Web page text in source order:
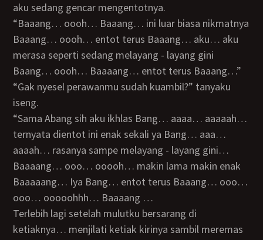
aku sedang gencar mengentotnya.
“Baaang… oooh… Baaang… ini luar biasa nikmatnya
Baaang… oooh… entot terus Baaang… aku… aku
merasa seperti sedang melayang - layang gini
Baang… oooh… Baaaang… entot terus Baaang…”
“Gak nyesel perawanmu sudah kuambil?” tanyaku
iseng.
“Sama Abang sih aku ikhlas Bang… aaaa… aaaaah…
ternyata dientot ini enak sekali ya Bang… aaa…
aaaah… rasanya sampe melayang - layang gini…
Baaaang… ooo… ooooh… makin lama makin enak
Baaaaang… Iya Bang… entot terus Baaang… ooo…
ooo… ooooohhh… Baaaang …
Terlebih lagi setelah mulutku bersarang di
ketiaknya… menjilati ketiak kirinya sambil meremas